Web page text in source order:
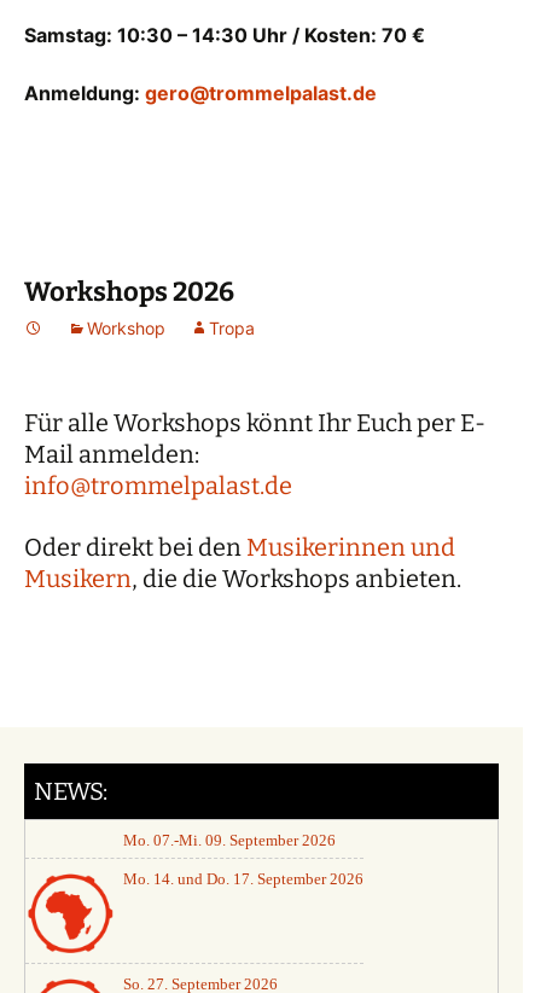
Samstag: 10:30 – 14:30 Uhr / Kosten: 70 €
Anmeldung: gero@trommelpalast.de
Workshops 2026
Workshop Tropa
Für alle Workshops könnt Ihr Euch per E-
Mail anmelden:
info@trommelpalast.de
Oder direkt bei den Musikerinnen und
Musikern, die die Workshops anbieten.
NEWS:
Mo. 07.-Mi. 09. September 2026
Mo. 14. und Do. 17. September 2026
So. 27. September 2026